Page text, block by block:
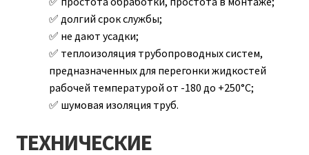
долгий срок службы;
не дают усадки;
теплоизоляция трубопроводных систем,
предназначенных для перегонки жидкостей
рабочей температурой от -180 до +250°C;
шумовая изоляция труб.
ТЕХНИЧЕСКИЕ